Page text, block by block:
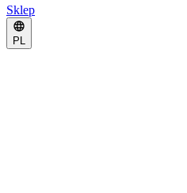
Sklep
PL